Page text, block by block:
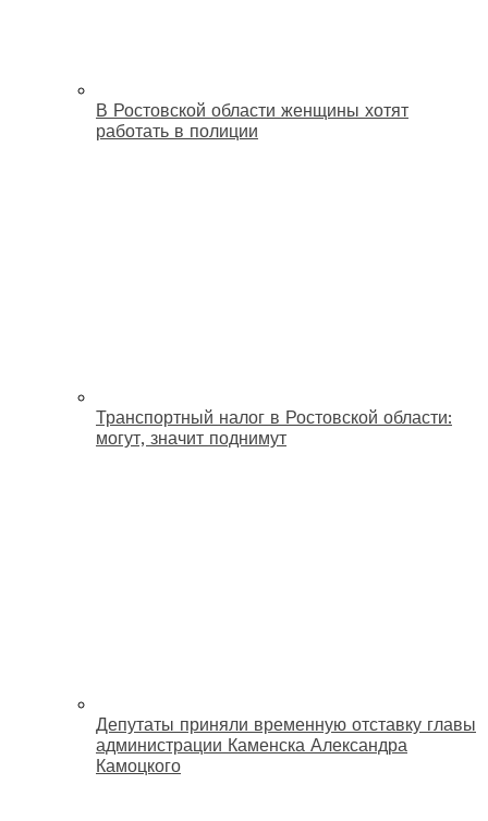
В Ростовской области женщины хотят
работать в полиции
Транспортный налог в Ростовской области:
могут, значит поднимут
Депутаты приняли временную отставку главы
администрации Каменска Александра
Камоцкого